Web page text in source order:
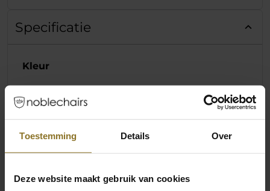
Toestemming Details Over
Deze website maakt gebruik van cookies
Specificatie
Kleur
Primaire kleur
Secundaire kleur Goud